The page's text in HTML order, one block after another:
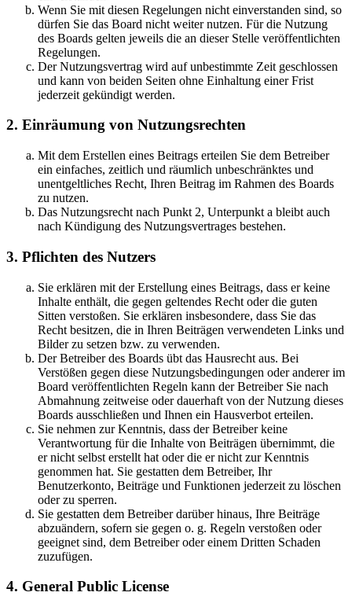
Wenn Sie mit diesen Regelungen nicht einverstanden sind, so
dürfen Sie das Board nicht weiter nutzen. Für die Nutzung
des Boards gelten jeweils die an dieser Stelle veröffentlichten
Regelungen.
Der Nutzungsvertrag wird auf unbestimmte Zeit geschlossen
und kann von beiden Seiten ohne Einhaltung einer Frist
jederzeit gekündigt werden.
2. Einräumung von Nutzungsrechten
Mit dem Erstellen eines Beitrags erteilen Sie dem Betreiber
ein einfaches, zeitlich und räumlich unbeschränktes und
unentgeltliches Recht, Ihren Beitrag im Rahmen des Boards
zu nutzen.
Das Nutzungsrecht nach Punkt 2, Unterpunkt a bleibt auch
nach Kündigung des Nutzungsvertrages bestehen.
3. Pflichten des Nutzers
Sie erklären mit der Erstellung eines Beitrags, dass er keine
Inhalte enthält, die gegen geltendes Recht oder die guten
Sitten verstoßen. Sie erklären insbesondere, dass Sie das
Recht besitzen, die in Ihren Beiträgen verwendeten Links und
Bilder zu setzen bzw. zu verwenden.
Der Betreiber des Boards übt das Hausrecht aus. Bei
Verstößen gegen diese Nutzungsbedingungen oder anderer im
Board veröffentlichten Regeln kann der Betreiber Sie nach
Abmahnung zeitweise oder dauerhaft von der Nutzung dieses
Boards ausschließen und Ihnen ein Hausverbot erteilen.
Sie nehmen zur Kenntnis, dass der Betreiber keine
Verantwortung für die Inhalte von Beiträgen übernimmt, die
er nicht selbst erstellt hat oder die er nicht zur Kenntnis
genommen hat. Sie gestatten dem Betreiber, Ihr
Benutzerkonto, Beiträge und Funktionen jederzeit zu löschen
oder zu sperren.
Sie gestatten dem Betreiber darüber hinaus, Ihre Beiträge
abzuändern, sofern sie gegen o. g. Regeln verstoßen oder
geeignet sind, dem Betreiber oder einem Dritten Schaden
zuzufügen.
4. General Public License